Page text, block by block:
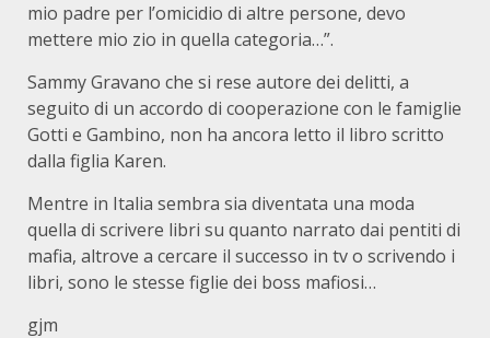
mio padre per l’omicidio di altre persone, devo
mettere mio zio in quella categoria…”.
Sammy Gravano che si rese autore dei delitti, a
seguito di un accordo di cooperazione con le famiglie
Gotti e Gambino, non ha ancora letto il libro scritto
dalla figlia Karen.
Mentre in Italia sembra sia diventata una moda
quella di scrivere libri su quanto narrato dai pentiti di
mafia, altrove a cercare il successo in tv o scrivendo i
libri, sono le stesse figlie dei boss mafiosi…
gjm